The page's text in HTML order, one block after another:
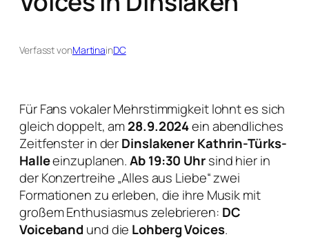
Verfasst vonMartinainDC
Für Fans vokaler Mehrstimmigkeit lohnt es sich
gleich doppelt, am28.9.2024ein abendliches
Zeitfenster in derDinslakener Kathrin-Türks-
Halleeinzuplanen.Ab 19:30 Uhrsind hier in
der Konzertreihe „Alles aus Liebe“ zwei
Formationen zu erleben, die ihre Musik mit
großem Enthusiasmus zelebrieren: DC
Voiceband und die Lohberg Voices.